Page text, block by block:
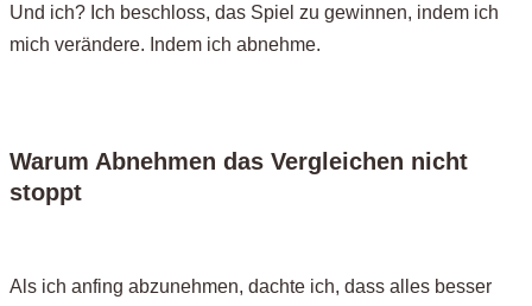
Und ich? Ich beschloss, das Spiel zu gewinnen, indem ich
mich verändere. Indem ich abnehme.
Warum Abnehmen das Vergleichen nicht
stoppt
Als ich anfing abzunehmen, dachte ich, dass alles besser